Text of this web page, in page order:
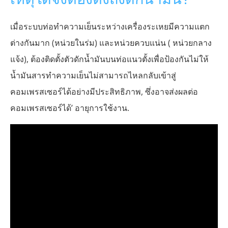
เมื่อระบบท่อทำความเย็นระหว่างเครื่องระเหยมีความแตก
ต่างกันมาก (หน่วยในร่ม) และหน่วยควบแน่น ( หน่วยกลาง
แจ้ง), ต้องติดตั้งตัวดักน้ำมันบนท่อแนวตั้งเพื่อป้องกันไม่ให้
น้ำมันสารทำความเย็นไม่สามารถไหลกลับเข้าสู่
คอมเพรสเซอร์ได้อย่างมีประสิทธิภาพ, ซึ่งอาจส่งผลต่อ
คอมเพรสเซอร์ได้’ อายุการใช้งาน.